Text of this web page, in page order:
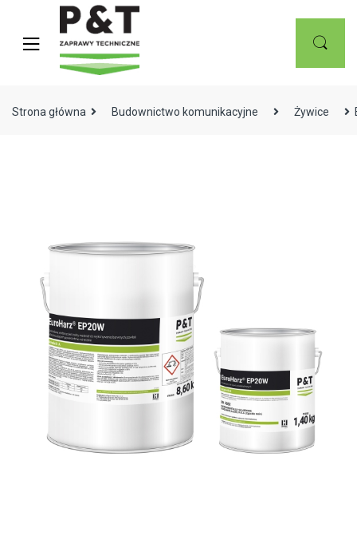
navigation
content
Strona główna Budownictwo komunikacyjne Żywice